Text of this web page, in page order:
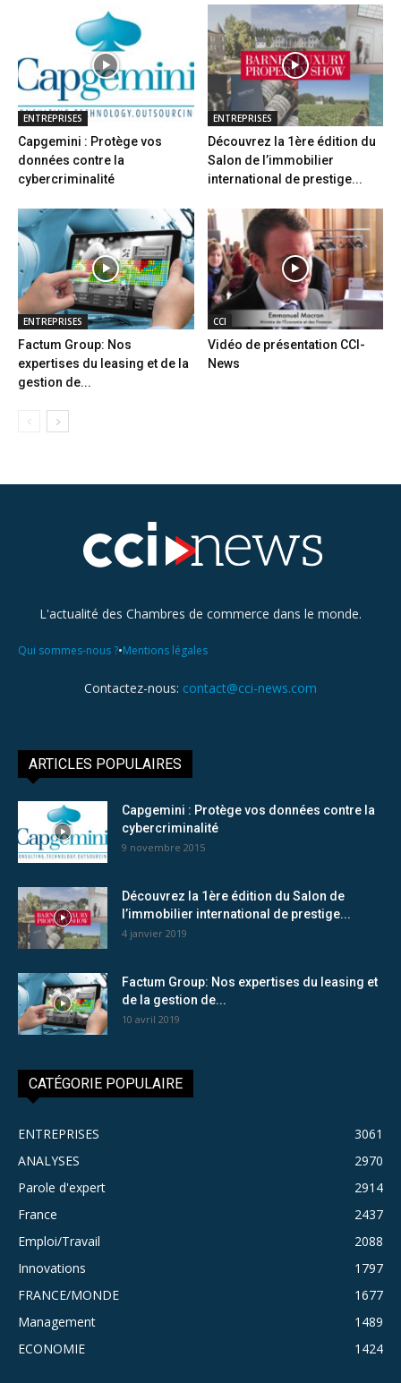
ENTREPRISES
Capgemini : Protège vos
données contre la
cybercriminalité
ENTREPRISES
Découvrez la 1ère édition du
Salon de l’immobilier
international de prestige...
ENTREPRISES
Factum Group: Nos
expertises du leasing et de la
gestion de...
CCI
Vidéo de présentation CCI-
News
L'actualité des Chambres de commerce dans le monde.
Qui sommes-nous ?•Mentions légales
Contactez-nous: contact@cci-news.com
ARTICLES POPULAIRES
Capgemini : Protège vos données contre la
cybercriminalité
9 novembre 2015
Découvrez la 1ère édition du Salon de
l’immobilier international de prestige...
4 janvier 2019
Factum Group: Nos expertises du leasing et
de la gestion de...
10 avril 2019
CATÉGORIE POPULAIRE
ENTREPRISES
3061
ANALYSES
2970
Parole d'expert
2914
France
2437
Emploi/Travail
2088
Innovations
1797
FRANCE/MONDE
1677
Management
1489
ECONOMIE
1424